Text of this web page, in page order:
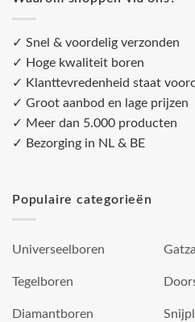
✓ Snel & voordelig verzonden
✓ Hoge kwaliteit boren
✓ Klanttevredenheid staat
✓ Groot aanbod en lage prijzen
✓ Meer dan 5.000 producten
✓ Bezorging in NL & BE
Populaire categorieën
Universeelboren
Tegelboren
Diamantboren